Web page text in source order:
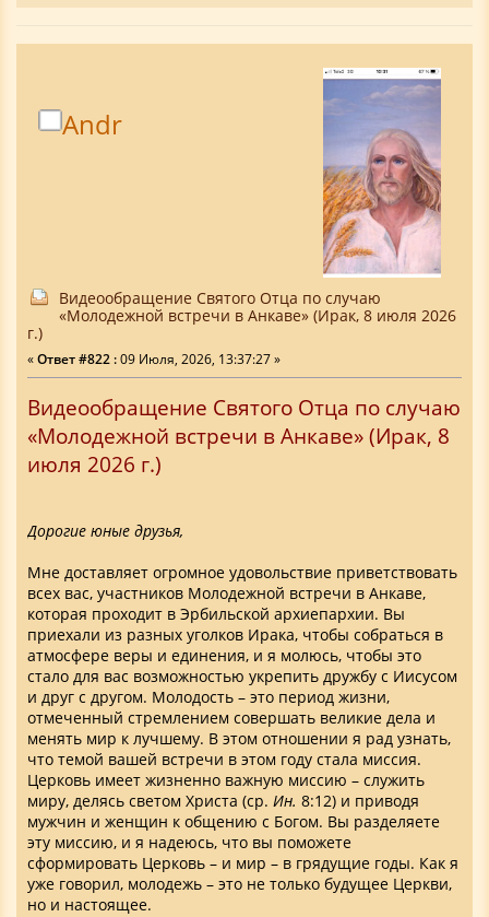
Аndr
Видеообращение Святого Отца по случаю
«Молодежной встречи в Анкаве» (Ирак, 8 июля 2026
г.)
«Ответ #822 :09 Июля, 2026, 13:37:27 »
Видеообращение Святого Отца по случаю
«Молодежной встречи в Анкаве» (Ирак, 8
июля 2026 г.)
Дорогие юные друзья,
Мне доставляет огромное удовольствие приветствовать
всех вас, участников Молодежной встречи в Анкаве,
которая проходит в Эрбильской архиепархии. Вы
приехали из разных уголков Ирака, чтобы собраться в
атмосфере веры и единения, и я молюсь, чтобы это
стало для вас возможностью укрепить дружбу с Иисусом
и друг с другом. Молодость – это период жизни,
отмеченный стремлением совершать великие дела и
менять мир к лучшему. В этом отношении я рад узнать,
что темой вашей встречи в этом году стала миссия.
Церковь имеет жизненно важную миссию – служить
миру, делясь светом Христа (ср. Ин. 8:12) и приводя
мужчин и женщин к общению с Богом. Вы разделяете
эту миссию, и я надеюсь, что вы поможете
сформировать Церковь – и мир – в грядущие годы. Как я
уже говорил, молодежь – это не только будущее Церкви,
но и настоящее.